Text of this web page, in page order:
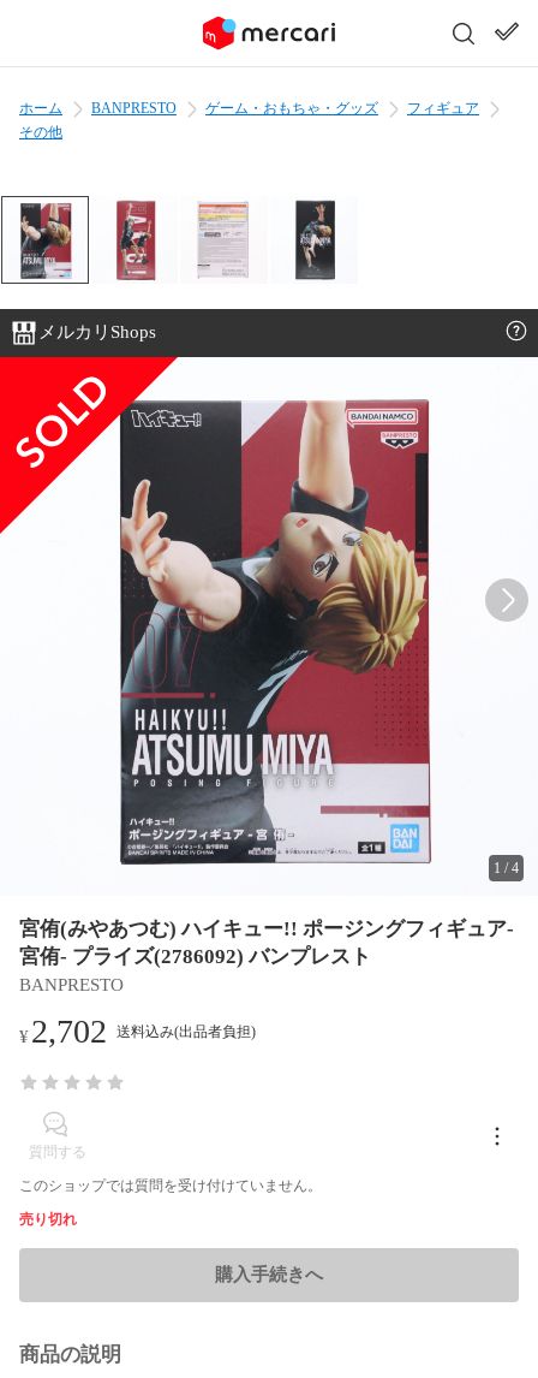
ホーム BANPRESTO ゲーム・おもちゃ・グッズ
フィギュア
その他
メルカリShops
1 /4
宮侑(みやあつむ) ハイキュー!! ポージングフィギュア-
宮侑- プライズ(2786092) バンプレスト
BANPRESTO
¥2,702 送料込み(出品者負担)
質問する
このショップでは質問を受け付けていません。
売り切れ
購入手続きへ
商品の説明